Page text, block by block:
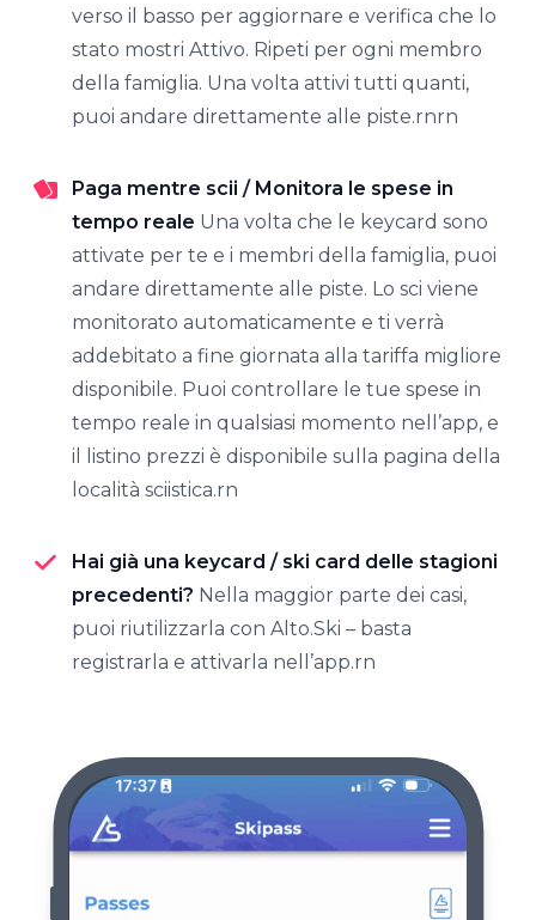
verso il basso per aggiornare e verifica che lo
stato mostri Attivo. Ripeti per ogni membro
della famiglia. Una volta attivi tutti quanti,
puoi andare direttamente alle piste.rnrn
Paga mentre scii / Monitora le spese in
tempo reale Una volta che le keycard sono
attivate per te e i membri della famiglia, puoi
andare direttamente alle piste. Lo sci viene
monitorato automaticamente e ti verrà
addebitato a fine giornata alla tariffa migliore
disponibile. Puoi controllare le tue spese in
tempo reale in qualsiasi momento nell’app, e
il listino prezzi è disponibile sulla pagina della
località sciistica.rn
Hai già una keycard / ski card delle stagioni
precedenti? Nella maggior parte dei casi,
puoi riutilizzarla con Alto.Ski – basta
registrarla e attivarla nell’app.rn